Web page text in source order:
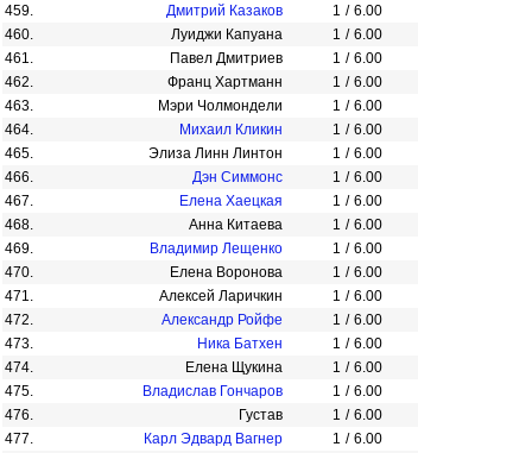
459. Дмитрий Казаков 1 / 6.00
460.
Луиджи Капуана 1 / 6.00
461.
Павел Дмитриев 1 / 6.00
462.
Франц Хартманн 1 / 6.00
463.
Мэри Чолмондели 1 / 6.00
464.
Михаил Кликин 1 / 6.00
465.
Элиза Линн Линтон 1 / 6.00
466.
Дэн Симмонс 1 / 6.00
467.
Елена Хаецкая 1 / 6.00
468.
Анна Китаева 1 / 6.00
469.
Владимир Лещенко 1 / 6.00
470.
Елена Воронова 1 / 6.00
471.
Алексей Ларичкин 1 / 6.00
472.
Александр Ройфе 1 / 6.00
473.
Ника Батхен 1 / 6.00
474.
Елена Щукина 1 / 6.00
475.
Владислав Гончаров 1 / 6.00
476.
Густав 1 / 6.00
477.
Карл Эдвард Вагнер 1 / 6.00